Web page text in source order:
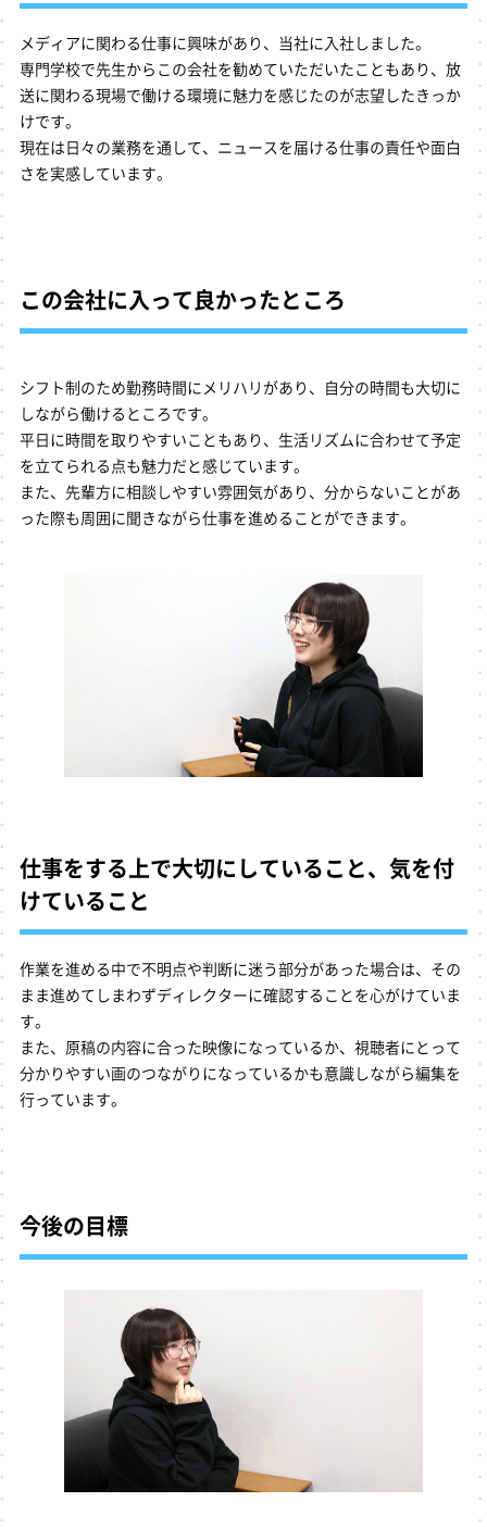
メディアに関わる仕事に興味があり、当社に入社しました。
専門学校で先生からこの会社を勧めていただいたこともあり、放
送に関わる現場で働ける環境に魅力を感じたのが志望したきっか
けです。
現在は日々の業務を通して、ニュースを届ける仕事の責任や面白
さを実感しています。
この会社に入って良かったところ
シフト制のため勤務時間にメリハリがあり、自分の時間も大切に
しながら働けるところです。
平日に時間を取りやすいこともあり、生活リズムに合わせて予定
を立てられる点も魅力だと感じています。
また、先輩方に相談しやすい雰囲気があり、分からないことがあ
った際も周囲に聞きながら仕事を進めることができます。
仕事をする上で大切にしていること、気を付
けていること
作業を進める中で不明点や判断に迷う部分があった場合は、その
まま進めてしまわずディレクターに確認することを心がけていま
す。
また、原稿の内容に合った映像になっているか、視聴者にとって
分かりやすい画のつながりになっているかも意識しながら編集を
行っています。
今後の目標